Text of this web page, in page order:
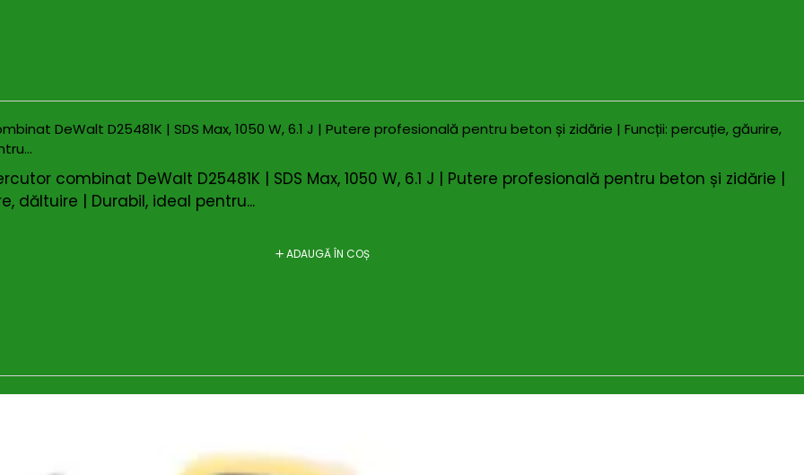
combinat DeWalt D25481K | SDS Max, 1050 W, 6.1 J | Putere profesională pentru beton și zidărie |
dăltuire | Durabil, ideal pentru...
ADAUGĂ ÎN COȘ